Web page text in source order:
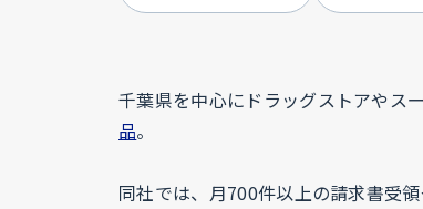
千葉県を中心にドラッグストアやス
品。
同社では、月700件以上の請求書受